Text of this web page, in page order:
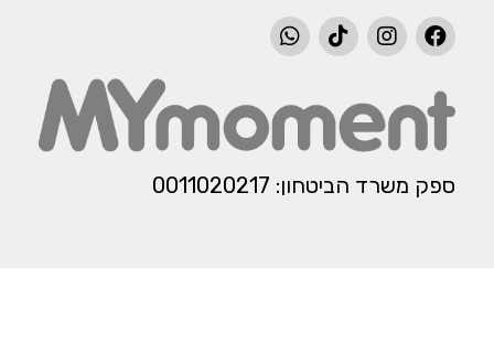
ספק משרד הביטחון: 0011020217​​